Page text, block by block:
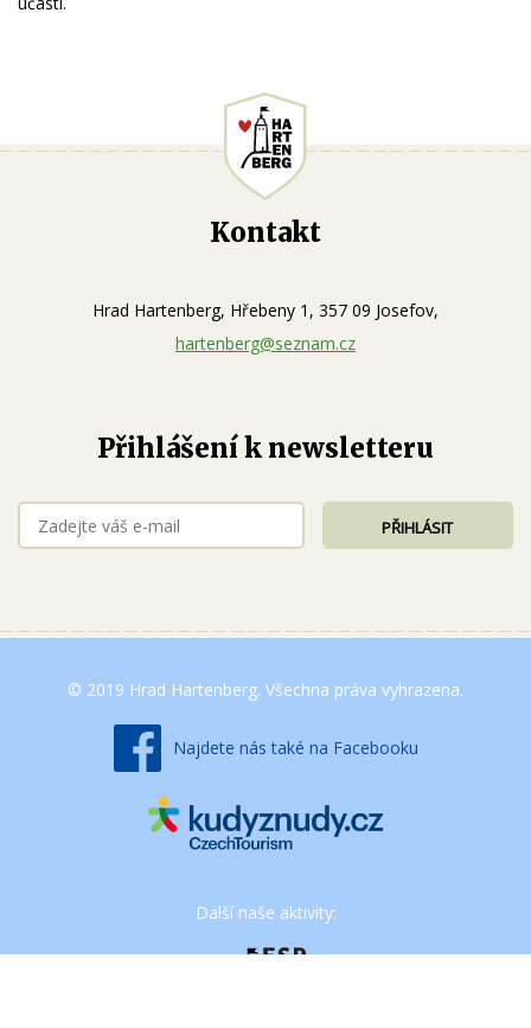
Kontakt
Hrad Hartenberg, Hřebeny 1, 357 09 Josefov,
hartenberg@seznam.cz
Přihlášení k newsletteru
© 2019 Hrad Hartenberg. Všechna práva vyhrazena.
Najdete nás také na Facebooku
Další naše aktivity: